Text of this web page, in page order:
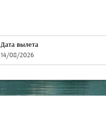
Дата вылета
fc-booking-departure-date-aria-label
14/08/2026